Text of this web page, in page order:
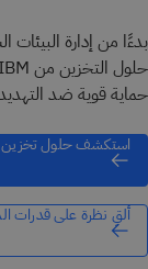
بدءًا من إدارة البيئات
حماية قوية ضد
استكشف حلول تخزين
ألقِ نظرة على قدرات